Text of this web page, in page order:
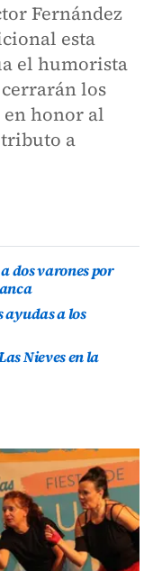
Fernández
esta
el humorista
los
en honor al
a
dos varones por
ayudas a los
Nieves en la